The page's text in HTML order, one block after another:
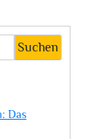
Suchen
Das